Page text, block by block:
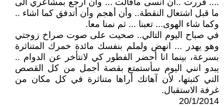
.... قررت ..أن انسى ماقالت ... وأن أرجع بمشاعري الى
ما قبل اشتعال النقطة.. وأن أهجم وأن أتدفق كما اشاء ..
وكما شاء الهوى... تعبنا ... ثم نمنا معا.
في صباح اليوم التالي.. صحيت على صوت صراخ زوجتي
وهو يهدر ... انهض ولملم بنفسك مائدة خمرك المتناثرة
بسرعة، بينما انا أحضر الفطور كي لانتأخر عن الدوام ..
يبدو انني اليوم سأستمتع بقصة أجمل من كل القصص
التي كتبتها، لأن آهاتك أراها متناثرة في كل مكان من
غرفة الاستقبال.
20/1/2014